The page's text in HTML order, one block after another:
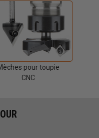
pour toupie
CNC